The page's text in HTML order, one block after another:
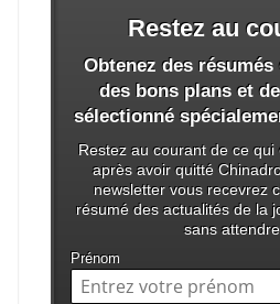
Restez au
Obtenez des
des bons plans et
sélectionné
Restez au courant de ce qui
après avoir quitté
newsletter vous recevrez
résumé des actualités de la
sans
Prénom